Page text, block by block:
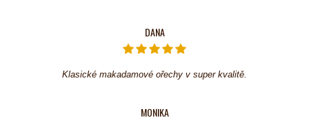
DANA
Klasické makadamové ořechy v super kvalitě.
MONIKA